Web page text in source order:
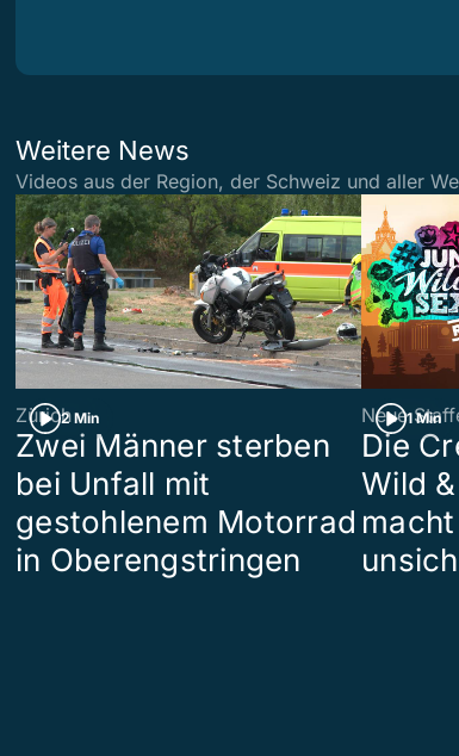
Weitere News
Videos aus der Region, der Schweiz und aller
2 Min
Zürich
Zwei Männer sterben
bei Unfall mit
gestohlenem Motorrad
in Oberengstringen
1 Min
Neue
Die
Wild